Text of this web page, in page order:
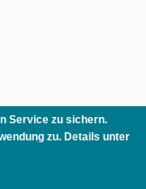
Service zu sichern.
zu. Details unter